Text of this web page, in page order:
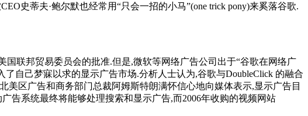
史蒂夫·鲍尔默也经常用“只会一招的小马”(one trick pony)来奚落谷歌.
国联邦贸易委员会的批准.但是,微软等网络广告公司出于“谷歌在网络广
自己梦寐以求的显示广告市场.分析人士认为,谷歌与DoubleClick 的融合
区广告和商务部门总裁阿姆斯特朗满怀信心地向媒体表示,显示广告目
告系统最终将能够处理搜索和显示广告,而2006年收购的视频网站